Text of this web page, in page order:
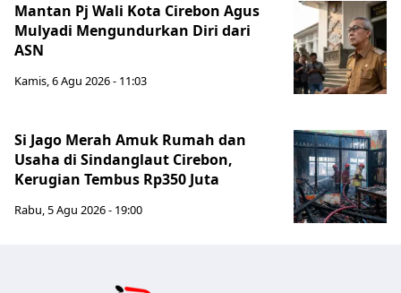
Mantan Pj Wali Kota Cirebon Agus
Mulyadi Mengundurkan Diri dari
ASN
Kamis, 6 Agu 2026 - 11:03
Si Jago Merah Amuk Rumah dan
Usaha di Sindanglaut Cirebon,
Kerugian Tembus Rp350 Juta
Rabu, 5 Agu 2026 - 19:00